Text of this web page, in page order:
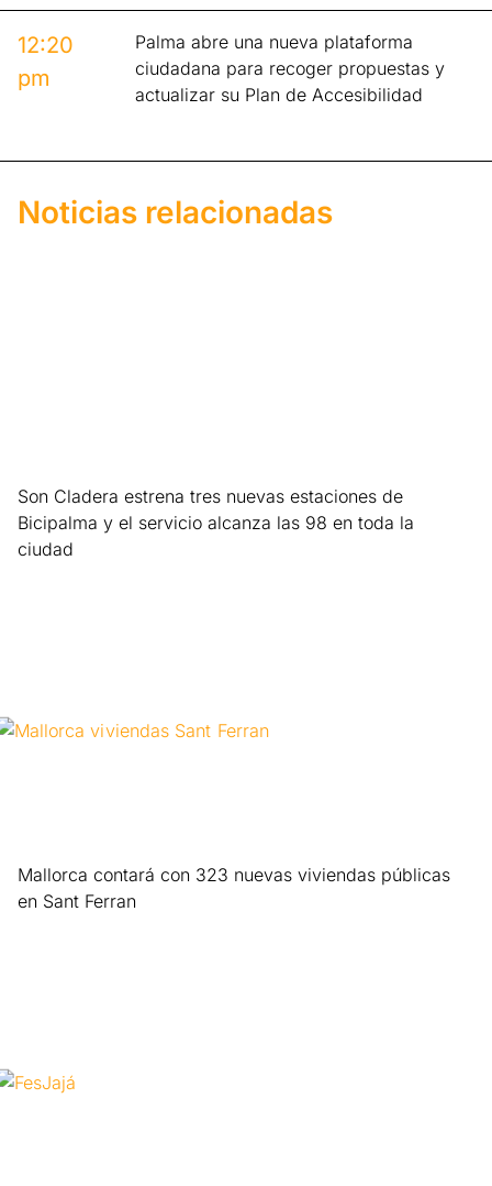
12:20
pm
Palma abre una nueva plataforma
ciudadana para recoger propuestas y
actualizar su Plan de Accesibilidad
Noticias relacionadas
Son Cladera estrena tres nuevas estaciones de
Bicipalma y el servicio alcanza las 98 en toda la
ciudad
Mallorca contará con 323 nuevas viviendas públicas
en Sant Ferran